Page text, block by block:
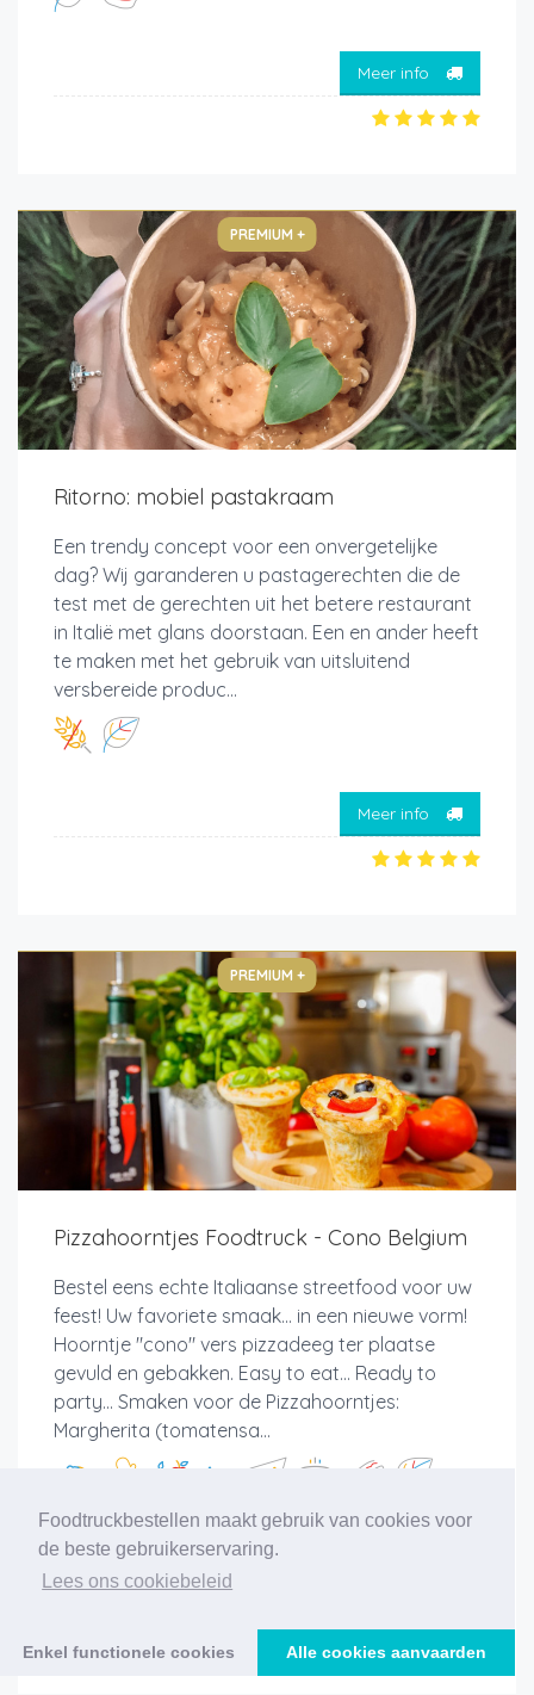
Foodtruckbestellen maakt gebruik van cookies voor
de beste gebruikerservaring.
Lees ons cookiebeleid
Enkel functionele cookies Alle cookies aanvaarden
Meer info
PREMIUM +
Ritorno: mobiel pastakraam
Een trendy concept voor een onvergetelijke
dag? Wij garanderen u pastagerechten die de
test met de gerechten uit het betere restaurant
in Italië met glans doorstaan. Een en ander heeft
te maken met het gebruik van uitsluitend
versbereide produc...
Meer info
PREMIUM +
Pizzahoorntjes Foodtruck - Cono Belgium
Bestel eens echte Italiaanse streetfood voor uw
feest! Uw favoriete smaak... in een nieuwe vorm!
Hoorntje "cono" vers pizzadeeg ter plaatse
gevuld en gebakken. Easy to eat... Ready to
party... Smaken voor de Pizzahoorntjes:
Margherita (tomatensa...